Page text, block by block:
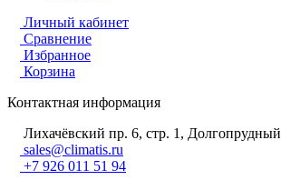
Личный кабинет
Сравнение
Избранное
Корзина
Контактная информация
Лихачёвский пр. 6, стр. 1, Долгопрудный
sales@climatis.ru
+7 926 011 51 94